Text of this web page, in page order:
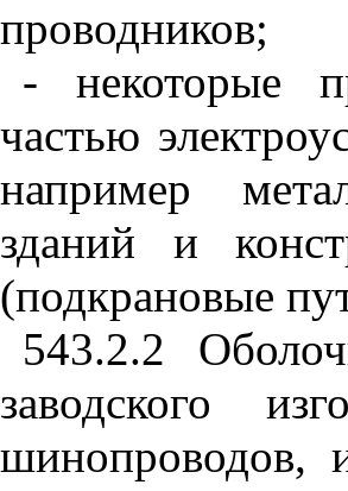
проводников;
- некоторые
частью
например
зданий и
(подкрановые
543.2.2
заводского
шинопроводов,